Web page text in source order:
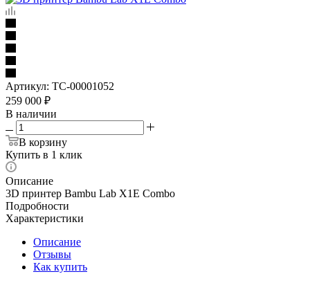
Артикул: TC-00001052
259 000 ₽
В наличии
В корзину
Купить в 1 клик
Описание
3D принтер Bambu Lab X1E Combo
Подробности
Характеристики
Описание
Отзывы
Как купить